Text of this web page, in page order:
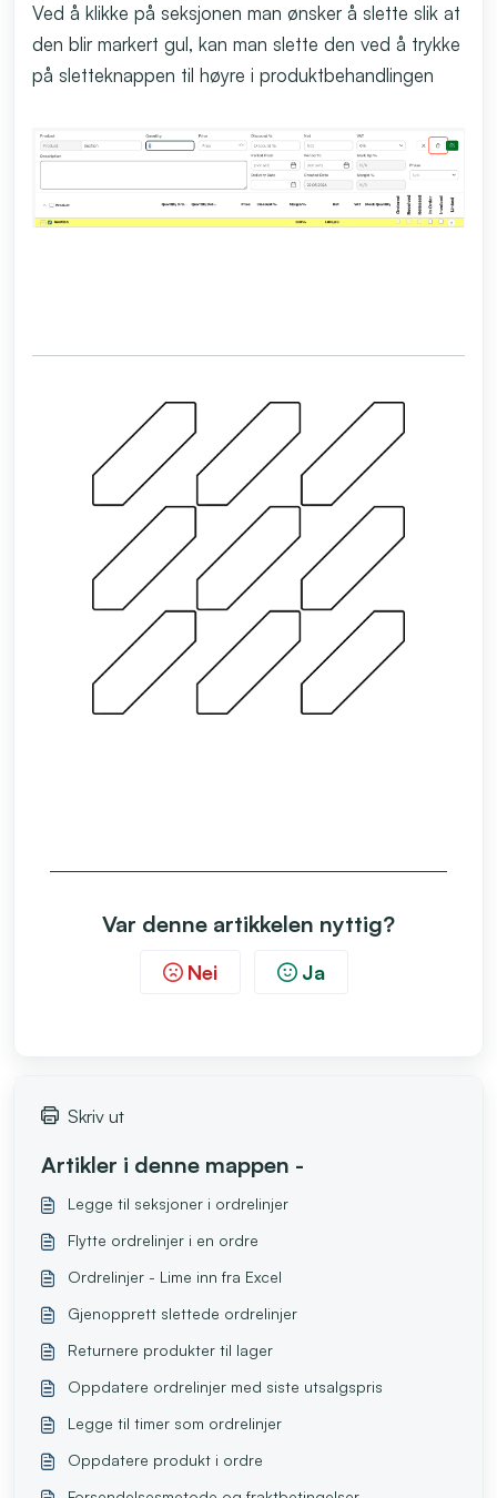
Ved å klikke på seksjonen man ønsker å slette slik at
den blir markert gul, kan man slette den ved å trykke
på sletteknappen til høyre i produktbehandlingen
Var denne artikkelen nyttig?
Nei Ja
Skriv ut
Artikler i denne mappen -
Legge til seksjoner i ordrelinjer
Flytte ordrelinjer i en ordre
Ordrelinjer - Lime inn fra Excel
Gjenopprett slettede ordrelinjer
Returnere produkter til lager
Oppdatere ordrelinjer med siste utsalgspris
Legge til timer som ordrelinjer
Oppdatere produkt i ordre